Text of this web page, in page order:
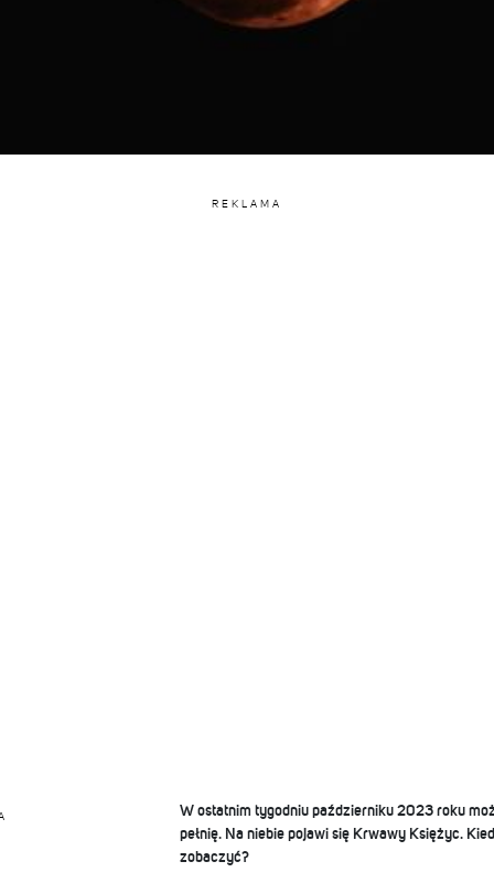
REKLAMA
W ostatnim tygodniu październiku 2023 roku
pełnię. Na niebie pojawi się Krwawy Księżyc.
zobaczyć?